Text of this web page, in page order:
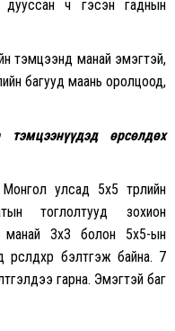
ч гэсэн гаднын
тэмцээнд манай эмэгтэй,
багууд маань оролцоод,
өрсөлдөх
улсад 5х5 төрлийн
тоглолтууд зохион
манай 3х3 болон 5х5-ын
бэлтгэж байна. 7
гарна. Эмэгтэй баг